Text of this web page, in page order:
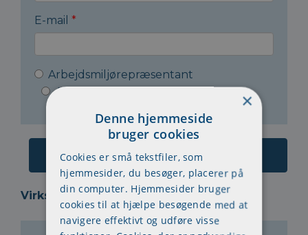
E-mail *
Arbejdsmiljørepræsentant
Arbejdsleder
Virksomheden:
×
Denne hjemmeside
bruger cookies
Cookies er små tekstfiler, som
hjemmesider, du besøger, placerer på
din computer. Hjemmesider bruger
cookies til at hjælpe besøgende med at
navigere effektivt og udføre visse